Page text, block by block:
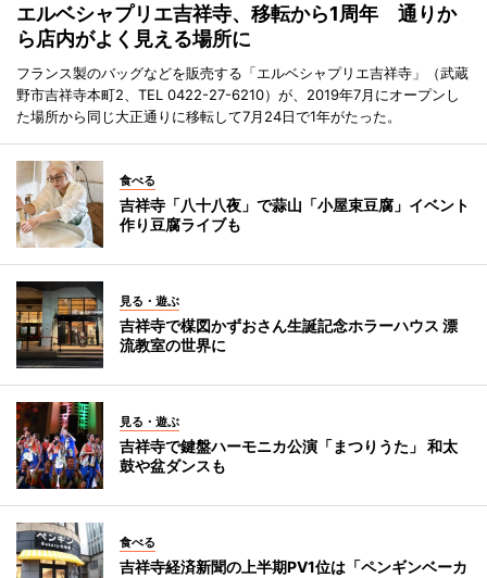
エルベシャプリエ吉祥寺、移転から1周年 通りか
ら店内がよく見える場所に
フランス製のバッグなどを販売する「エルベシャプリエ吉祥寺」（武蔵
野市吉祥寺本町2、TEL 0422-27-6210）が、2019年7月にオープンし
た場所から同じ大正通りに移転して7月24日で1年がたった。
食べる
吉祥寺「八十八夜」で蒜山「小屋束豆腐」イベント
作り豆腐ライブも
見る・遊ぶ
吉祥寺で楳図かずおさん生誕記念ホラーハウス 漂
流教室の世界に
見る・遊ぶ
吉祥寺で鍵盤ハーモニカ公演「まつりうた」 和太
鼓や盆ダンスも
食べる
吉祥寺経済新聞の上半期PV1位は「ペンギンベーカ